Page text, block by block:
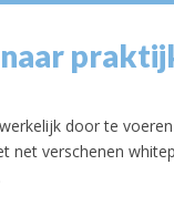
door te
verschenen